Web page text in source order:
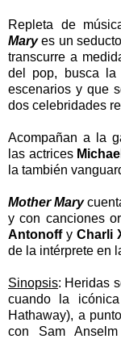
Repleta de
Maryes un
transcurre a
del pop, busca la
escenarios y que
dos celebridades
Acompañan a la
las actrices
la también
Mother Mary
y con canciones
AntonoffyCharli
de la intérprete en
Sinopsis: Heridas
cuando la
Hathaway), a
con Sam